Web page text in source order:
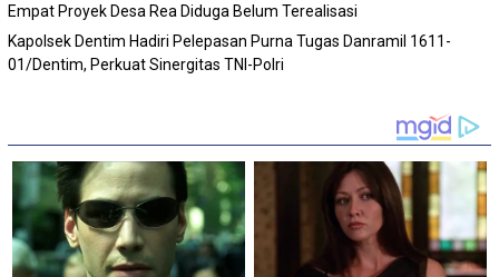
Empat Proyek Desa Rea Diduga Belum Terealisasi
Kapolsek Dentim Hadiri Pelepasan Purna Tugas Danramil 1611-
01/Dentim, Perkuat Sinergitas TNI-Polri